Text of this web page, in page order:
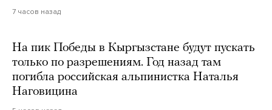
7 часов назад
На пик Победы в Кыргызстане будут пускать
только по разрешениям. Год назад там
погибла российская альпинистка Наталья
Наговицина